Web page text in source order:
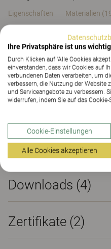
Eigenschaften Materialien
Zertifikate
Materialien(193)
Downloads (4)
Zertifikate (2)
Ihre Privatsphäre ist uns wichtig
Durch Klicken auf "Alle Cookies
einverstanden, dass wir Cookies auf
verbundenen Daten verarbeiten, um
verbessern, die Nutzung der Website
und Serviceangebote zu verbessern.
widerrufen, indem Sie auf das
Cookie-Einstellungen
Alle Cookies akzeptieren